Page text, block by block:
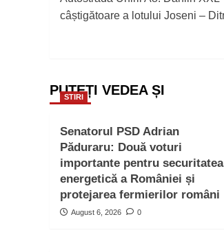
navigation
câștigătoare a lotului Joseni –
PUTEȚI VEDEA ȘI
STIRI
Senatorul PSD Adrian
Păduraru: Două voturi
importante pentru securitatea
energetică a României și
protejarea fermierilor români
August 6, 2026 0